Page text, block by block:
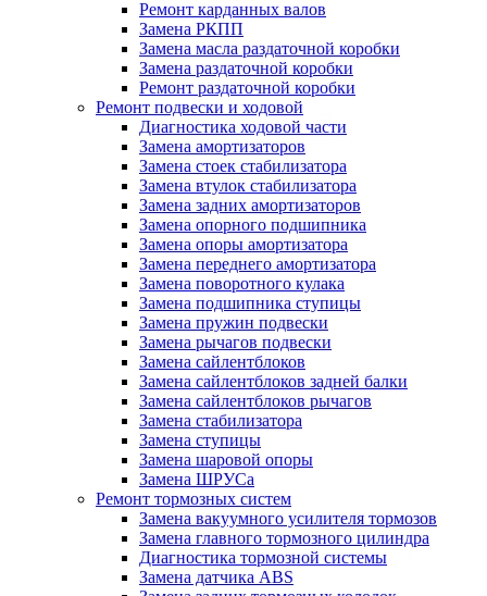
Ремонт карданных валов
Замена РКПП
Замена масла раздаточной коробки
Замена раздаточной коробки
Ремонт раздаточной коробки
Ремонт подвески и ходовой
Диагностика ходовой части
Замена амортизаторов
Замена стоек стабилизатора
Замена втулок стабилизатора
Замена задних амортизаторов
Замена опорного подшипника
Замена опоры амортизатора
Замена переднего амортизатора
Замена поворотного кулака
Замена подшипника ступицы
Замена пружин подвески
Замена рычагов подвески
Замена сайлентблоков
Замена сайлентблоков задней балки
Замена сайлентблоков рычагов
Замена стабилизатора
Замена ступицы
Замена шаровой опоры
Замена ШРУСа
Ремонт тормозных систем
Замена вакуумного усилителя тормозов
Замена главного тормозного цилиндра
Диагностика тормозной системы
Замена датчика ABS